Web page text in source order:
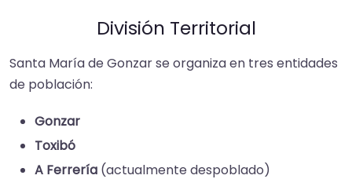
División Territorial
Santa María de Gonzar se organiza en tres entidades
de población:
Gonzar
Toxibó
A Ferrería (actualmente despoblado)